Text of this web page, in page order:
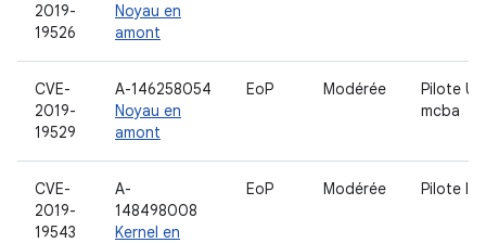
2019-
19526
Noyau en
amont
CVE-
2019-
19529
A-146258054
Noyau en
amont
EoP Modérée
Pilote
mcba
CVE-
2019-
19543
A-
148498008
Kernel en
EoP Modérée Pilote IR